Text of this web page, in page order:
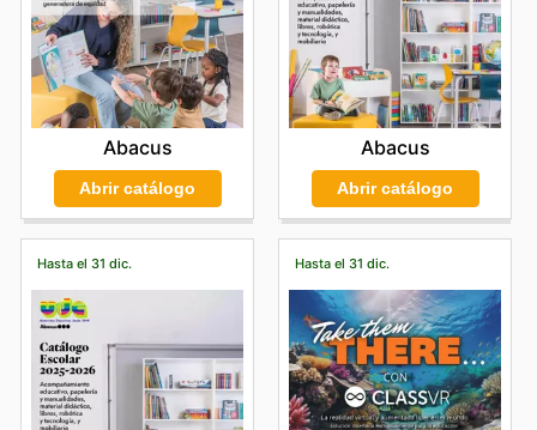
Abacus
Abrir catálogo
Abacus
Abrir catálogo
Hasta el 31 dic. Hasta el 31 dic.